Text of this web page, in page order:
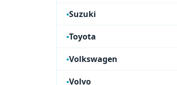
Suzuki
Toyota
Volkswagen
Volvo